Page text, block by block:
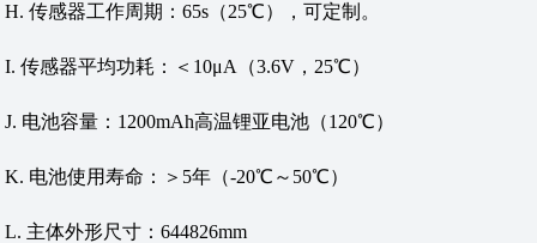
H. 传感器工作周期：65s（25℃），可定制。
I. 传感器平均功耗：＜10μA（3.6V，25℃）
J. 电池容量：1200mAh高温锂亚电池（120℃）
K. 电池使用寿命：＞5年（-20℃～50℃）
L. 主体外形尺寸：644826mm